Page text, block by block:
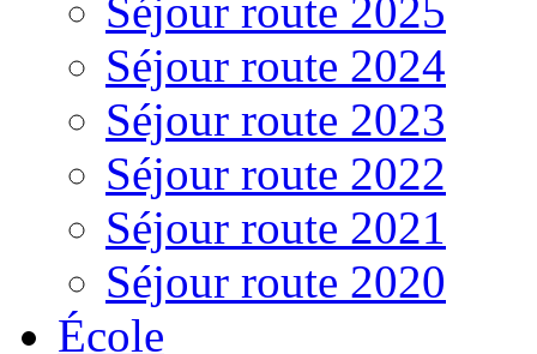
Séjour route 2025
Séjour route 2024
Séjour route 2023
Séjour route 2022
Séjour route 2021
Séjour route 2020
École